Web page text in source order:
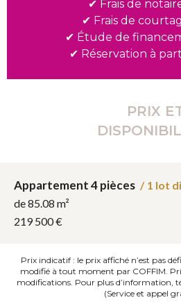
✔ Frais de
✔ Frais de
✔ Étude de
✔ Réservation à
PRIX
Appartement 4 pièces / 1 lot
de 85.08 m²
219 500 €
Prix indicatif : le prix affiché n’est pas
modifié à tout moment par COFFIM.
modifications. Pour plus d’information,
(Service et appel